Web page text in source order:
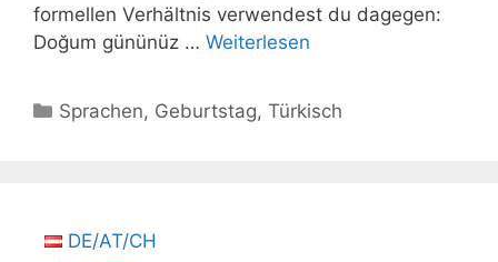
formellen Verhältnis verwendest du dagegen:
Doğum gününüz … Weiterlesen
Kategorien
Sprachen, Geburtstag,Türkisch
DE/AT/CH